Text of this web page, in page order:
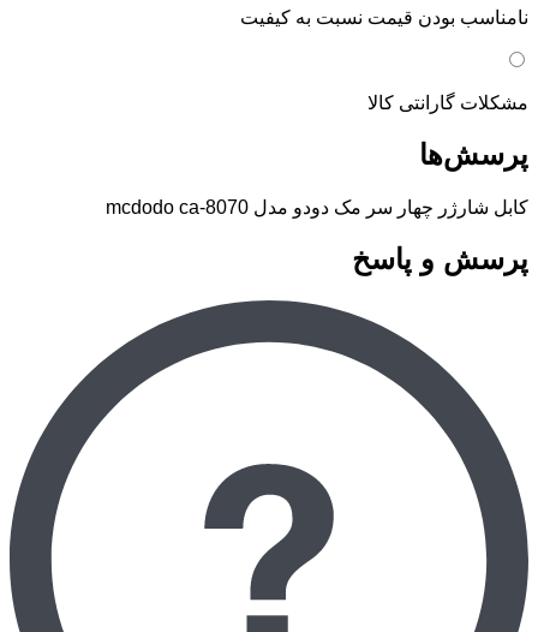
نامناسب بودن قیمت نسبت به کیفیت
مشکلات گارانتی کالا
پرسش‌ها
کابل شارژر چهار سر مک دودو مدل mcdodo ca-8070
پرسش و پاسخ